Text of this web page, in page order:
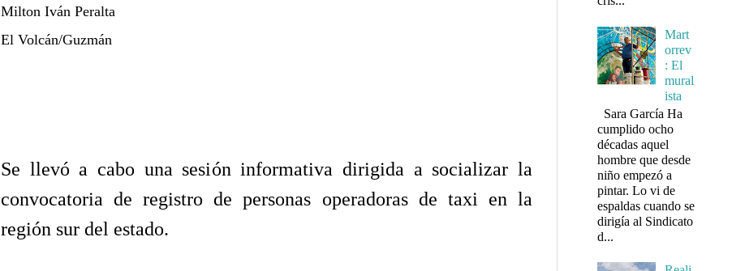
Milton Iván Peralta
El Volcán/Guzmán
Se llevó a cabo una sesión informativa dirigida a socializar la
convocatoria de registro de personas operadoras de taxi en la
región sur del estado.
Mart
orrev
: El
mural
ista
Sara García Ha
cumplido ocho
décadas aquel
hombre que desde
niño empezó a
pintar. Lo vi de
espaldas cuando se
dirigía al Sindicato
d...